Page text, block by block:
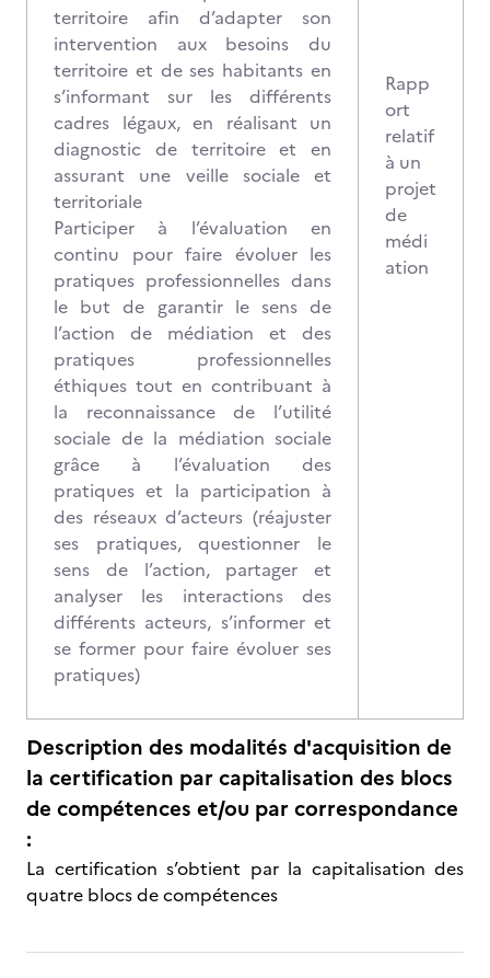
territoire afin d’adapter son
intervention aux besoins du
territoire et de ses habitants en
s’informant sur les différents
cadres légaux, en réalisant un
diagnostic de territoire et en
assurant une veille sociale et
territoriale
Participer à l’évaluation en
continu pour faire évoluer les
pratiques professionnelles dans
le but de garantir le sens de
l’action de médiation et des
pratiques professionnelles
éthiques tout en contribuant à
la reconnaissance de l’utilité
sociale de la médiation sociale
grâce à l’évaluation des
pratiques et la participation à
des réseaux d’acteurs (réajuster
ses pratiques, questionner le
sens de l’action, partager et
analyser les interactions des
différents acteurs, s’informer et
se former pour faire évoluer ses
pratiques)
Rapp
ort
relatif
à un
projet
de
médi
ation
Description des modalités d'acquisition de
la certification par capitalisation des blocs
de compétences et/ou par correspondance
:
La certification s’obtient par la capitalisation des
quatre blocs de compétences